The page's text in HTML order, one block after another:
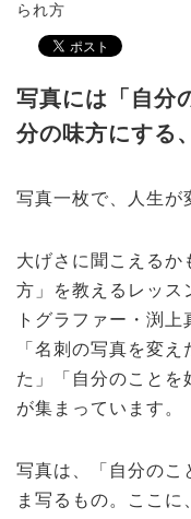
られ方
写真には「自分
分の味方にする
写真一枚で、人生が
大げさに聞こえるか
方」を教えるレッス
トグラファー・渕
「名刺の写真を変
た」「自分のことを
が集まっています。
写真は、「自分のこ
ま写るもの。ここ